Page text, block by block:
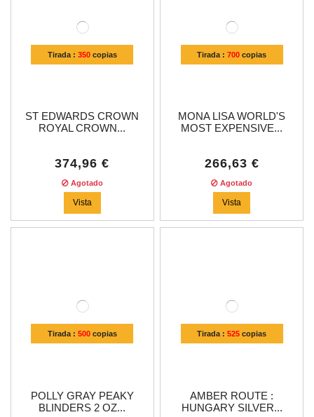
Tirada : 350copias
ST EDWARDS CROWN
ROYAL CROWN...
374,96 €
Agotado
Vista
Tirada :700 copias
MONA LISA WORLD'S
MOST EXPENSIVE...
266,63 €
Agotado
Vista
Tirada : 500copias
POLLY GRAY PEAKY
BLINDERS 2 OZ...
Tirada :525 copias
AMBER ROUTE :
HUNGARY SILVER...